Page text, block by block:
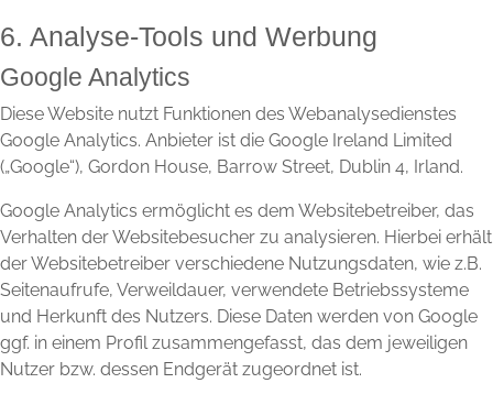
6. Analyse-Tools und Werbung
Google Analytics
Diese Website nutzt Funktionen des Webanalysedienstes
Google Analytics. Anbieter ist die Google Ireland Limited
(„Google“), Gordon House, Barrow Street, Dublin 4, Irland.
Google Analytics ermöglicht es dem Websitebetreiber, das
Verhalten der Websitebesucher zu analysieren. Hierbei erhält
der Websitebetreiber verschiedene Nutzungsdaten, wie z.B.
Seitenaufrufe, Verweildauer, verwendete Betriebssysteme
und Herkunft des Nutzers. Diese Daten werden von Google
ggf. in einem Profil zusammengefasst, das dem jeweiligen
Nutzer bzw. dessen Endgerät zugeordnet ist.